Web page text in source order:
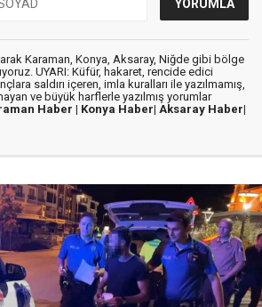
Karaman, Konya, Aksaray, Niğde gibi bölge
UYARI: Küfür, hakaret, rencide edici
saldırı içeren, imla kuralları ile yazılmamış,
ve büyük harflerle yazılmış yorumlar
Haber | Konya Haber| Aksaray Haber|